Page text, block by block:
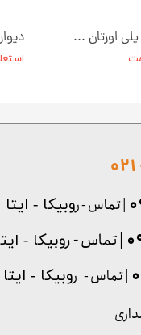
دیوارپوش پلی اورتان طرح چوب کد W008-2 ابعاد 100*50 سانت
| تماس - روبیکا - ایتا
| تماس - روبیکا - ایتا
| تماس - روبیکا -